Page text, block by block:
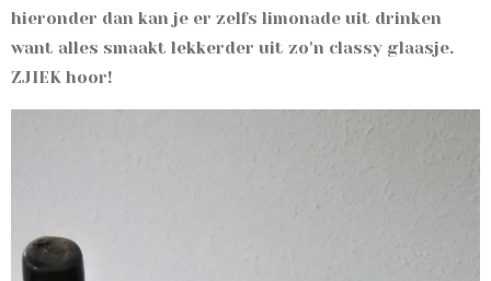
hieronder dan kan je er zelfs limonade uit drinken
want alles smaakt lekkerder uit zo'n classy glaasje.
ZJIEK hoor!